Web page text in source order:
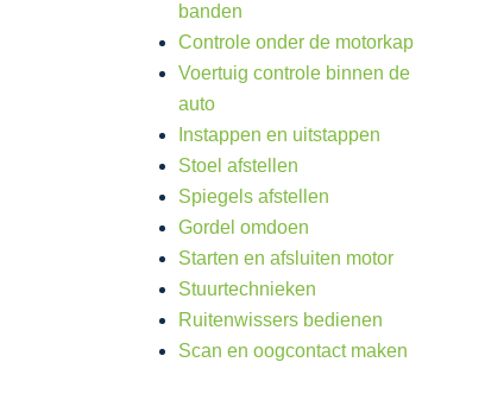
banden
Controle onder de motorkap
Voertuig controle binnen de
auto
Instappen en uitstappen
Stoel afstellen
Spiegels afstellen
Gordel omdoen
Starten en afsluiten motor
Stuurtechnieken
Ruitenwissers bedienen
Scan en oogcontact maken